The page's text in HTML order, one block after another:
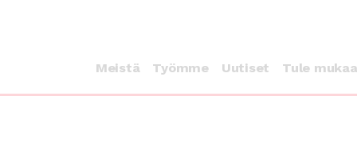
Meistä Työmme Uutiset Tule